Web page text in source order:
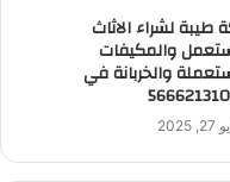
طيبة لشراء الاثاث
والمكيفات
والخربانة في